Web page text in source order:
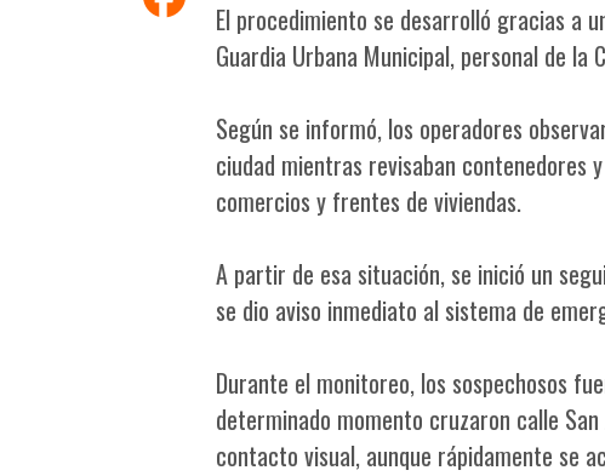
El procedimiento se desarrolló gracias a
Guardia Urbana Municipal, personal de
Según se informó, los operadores
ciudad mientras revisaban contenedores
comercios y frentes de viviendas.
A partir de esa situación, se inició un
se dio aviso inmediato al sistema de
Durante el monitoreo, los sospechosos
determinado momento cruzaron calle
contacto visual, aunque rápidamente se